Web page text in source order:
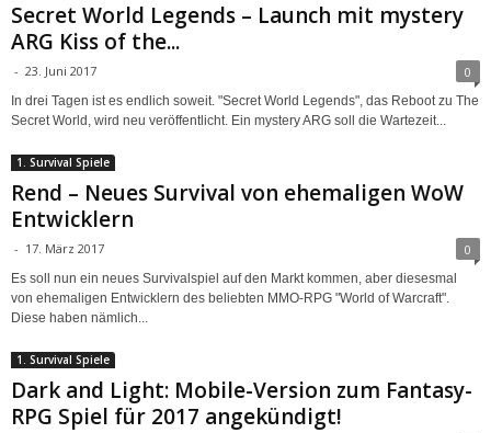
Secret World Legends – Launch mit mystery
ARG Kiss of the...
- 23. Juni 2017 0
In drei Tagen ist es endlich soweit. "Secret World Legends", das Reboot zu The
Secret World, wird neu veröffentlicht. Ein mystery ARG soll die Wartezeit...
1. Survival Spiele
Rend – Neues Survival von ehemaligen WoW
Entwicklern
- 17. März 2017 0
Es soll nun ein neues Survivalspiel auf den Markt kommen, aber diesesmal
von ehemaligen Entwicklern des beliebten MMO-RPG "World of Warcraft".
Diese haben nämlich...
1. Survival Spiele
Dark and Light: Mobile-Version zum Fantasy-
RPG Spiel für 2017 angekündigt!